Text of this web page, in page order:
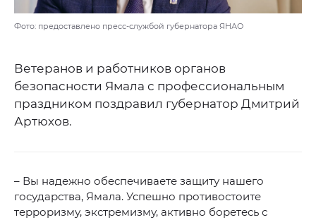
Фото: предоставлено пресс-службой губернатора ЯНАО
Ветеранов и работников органов
безопасности Ямала с профессиональным
праздником поздравил губернатор Дмитрий
Артюхов.
– Вы надежно обеспечиваете защиту нашего
государства, Ямала. Успешно противостоите
терроризму, экстремизму, активно боретесь с